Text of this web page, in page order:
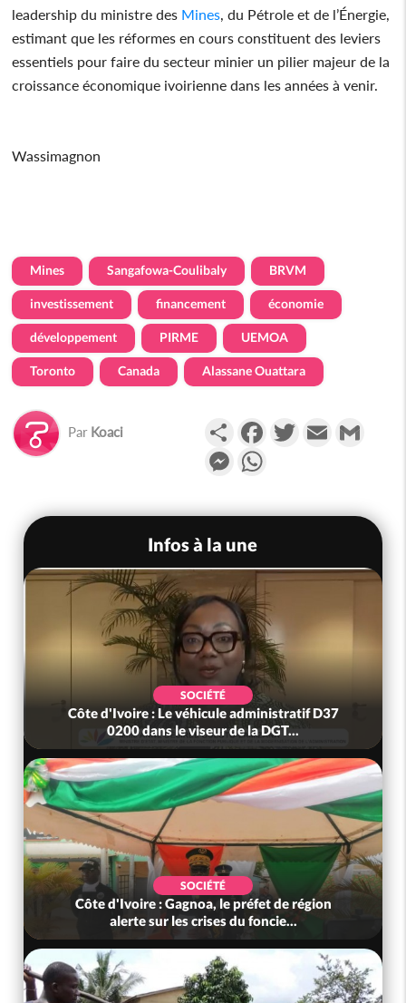
leadership du ministre des Mines , du Pétrole et de l’Énergie,
estimant que les réformes en cours constituent des leviers
essentiels pour faire du secteur minier un pilier majeur de la
croissance économique ivoirienne dans les années à venir.
Wassimagnon
Mines Sangafowa-Coulibaly BRVM
investissement financement économie
développement PIRME UEMOA
Toronto Canada Alassane Ouattara
Par Koaci PartagerFacebookTwitterEmail
Messenger
Infos à la une
SOCIÉTÉ
Côte d'Ivoire : Le véhicule administratif D37
0200 dans le viseur de la DGT...
SOCIÉTÉ
Côte d'Ivoire : Gagnoa, le préfet de région
alerte sur les crises du foncie...